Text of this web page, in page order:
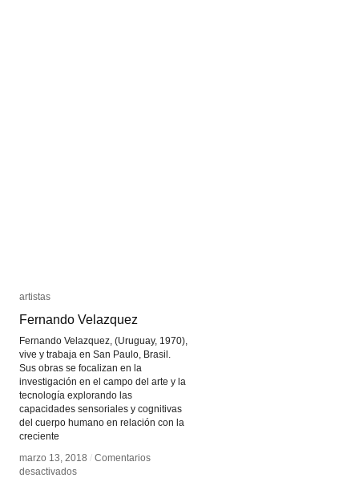
artistas
Fernando Velazquez
Fernando Velazquez, (Uruguay, 1970),
vive y trabaja en San Paulo, Brasil.
Sus obras se focalizan en la
investigación en el campo del arte y la
tecnología explorando las
capacidades sensoriales y cognitivas
del cuerpo humano en relación con la
creciente
marzo 13, 2018 / Comentarios
desactivadosen
artistas
Fernando Velazquez
marzo 13, 2018 / Comentarios
desactivadosen